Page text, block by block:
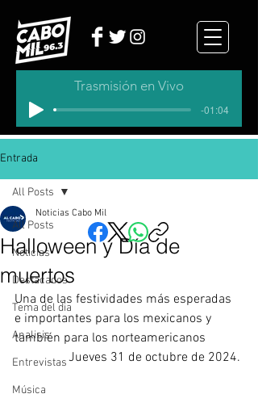
Trasmisión en Vivo
-01:04
Entrada
All Posts
Noticias
Destacados
Tema del dia
Analisis
Entrevistas
Música
All Posts
Halloween y Día de
muertos
Noticias Cabo Mil
Una de las festividades más esperadas
e importantes para los mexicanos y
también para los norteamericanos
Jueves 31 de octubre de 2024.